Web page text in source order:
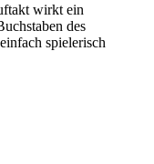
wirkt ein
des
spielerisch